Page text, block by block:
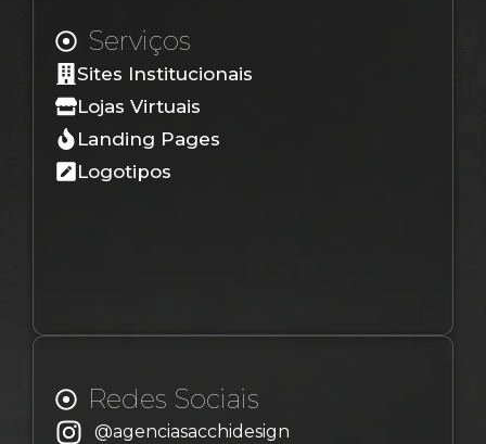
Serviços
Sites Institucionais
Lojas Virtuais
Landing Pages
Logotipos
Redes Sociais
@agenciasacchidesign